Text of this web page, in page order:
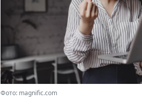
Фото: magnific.com